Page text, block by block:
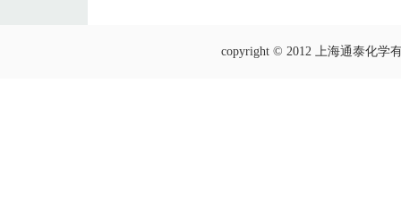
copyright © 2012 上海通泰化学